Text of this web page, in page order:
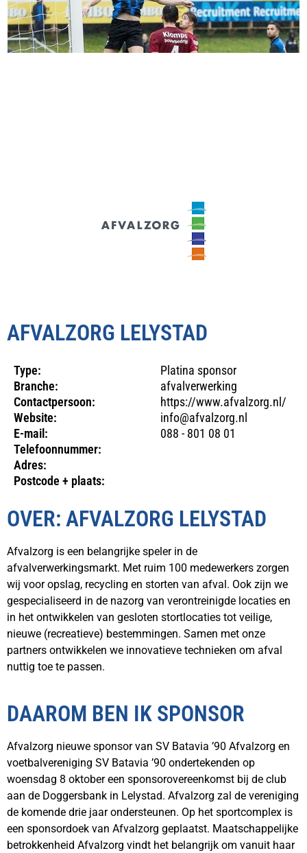
AFVALZORG LELYSTAD
Type:
Branche:
Contactpersoon:
Website:
E-mail:
Telefoonnummer:
Adres:
Postcode + plaats:
Platina sponsor
afvalverwerking
https://www.afvalzorg.nl/
info@afvalzorg.nl
088 - 801 08 01
OVER: AFVALZORG LELYSTAD
Afvalzorg is een belangrijke speler in de
afvalverwerkingsmarkt. Met ruim 100 medewerkers zorgen
wij voor opslag, recycling en storten van afval. Ook zijn we
gespecialiseerd in de nazorg van verontreinigde locaties en
in het ontwikkelen van gesloten stortlocaties tot veilige,
nieuwe (recreatieve) bestemmingen. Samen met onze
partners ontwikkelen we innovatieve technieken om afval
nuttig toe te passen.
DAAROM BEN IK SPONSOR
Afvalzorg nieuwe sponsor van SV Batavia ’90 Afvalzorg en
voetbalvereniging SV Batavia ’90 ondertekenden op
woensdag 8 oktober een sponsorovereenkomst bij de club
aan de Doggersbank in Lelystad. Afvalzorg zal de vereniging
de komende drie jaar ondersteunen. Op het sportcomplex is
een sponsordoek van Afvalzorg geplaatst. Maatschappelijke
betrokkenheid Afvalzorg vindt het belangrijk om vanuit haar